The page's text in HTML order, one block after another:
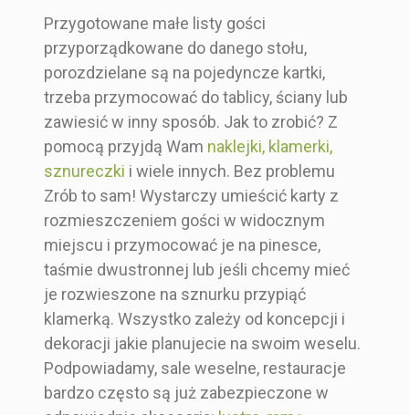
Przygotowane małe listy gości
przyporządkowane do danego stołu,
porozdzielane są na pojedyncze kartki,
trzeba przymocować do tablicy, ściany lub
zawiesić w inny sposób. Jak to zrobić? Z
pomocą przyjdą Wam naklejki, klamerki,
sznureczki i wiele innych. Bez problemu
Zrób to sam! Wystarczy umieścić karty z
rozmieszczeniem gości w widocznym
miejscu i przymocować je na pinesce,
taśmie dwustronnej lub jeśli chcemy mieć
je rozwieszone na sznurku przypiąć
klamerką. Wszystko zależy od koncepcji i
dekoracji jakie planujecie na swoim weselu.
Podpowiadamy, sale weselne, restauracje
bardzo często są już zabezpieczone w